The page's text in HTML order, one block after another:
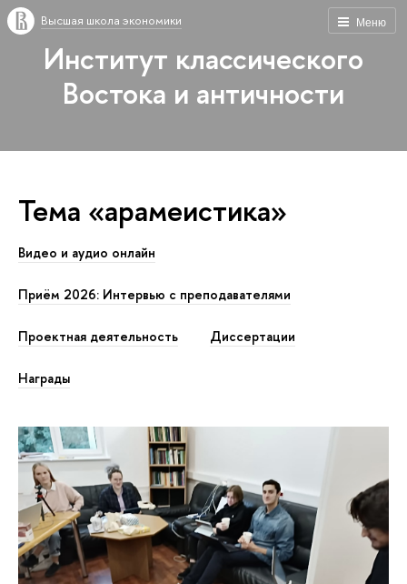
Меню
Высшая школа экономики
Институт классического
Востока и античности
Тема «арамеистика»
Видео и аудио онлайн
Приём 2026: Интервью с преподавателями
Проектная деятельность Диссертации
Награды